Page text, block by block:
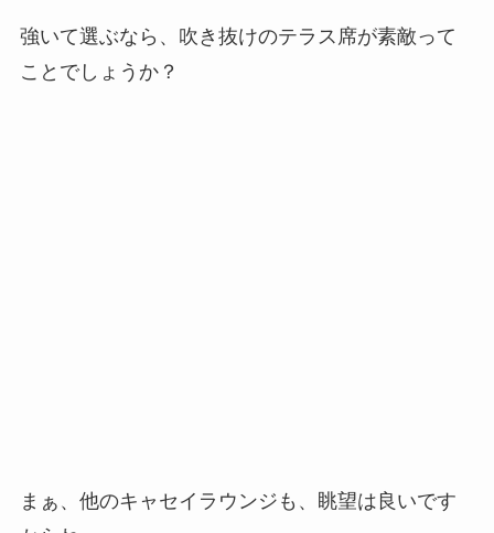
強いて選ぶなら、吹き抜けのテラス席が素敵って
ことでしょうか？
まぁ、他のキャセイラウンジも、眺望は良いです